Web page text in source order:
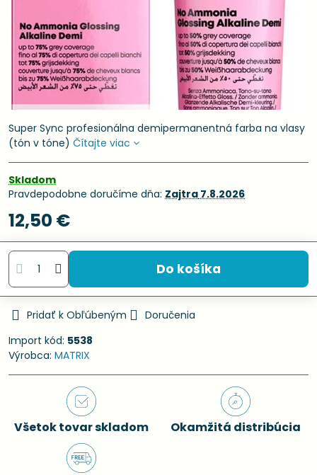
Super Sync profesionálna demipermanentná farba na vlasy
(tón v tóne) Čítajte viac
Skladom
Pravdepodobne doručíme dňa: Zajtra7.8.2026
12,50 €
Do košíka
Pridať k Obľúbeným
Doručenia
Import kód: 5538
Výrobca: MATRIX
Všetok tovar skladom Okamžitá distribúcia